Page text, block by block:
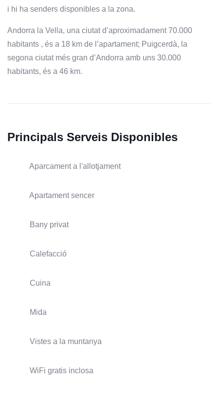
i hi ha senders disponibles a la zona.
Andorra la Vella, una ciutat d’aproximadament 70.000
habitants , és a 18 km de l’apartament; Puigcerdà, la
segona ciutat més gran d’Andorra amb uns 30.000
habitants, és a 46 km.
Principals Serveis Disponibles
Aparcament a l'allotjament
Apartament sencer
Bany privat
Calefacció
Cuina
Mida
Vistes a la muntanya
WiFi gratis inclosa